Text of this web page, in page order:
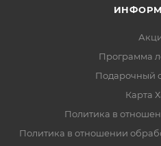
Программа
Подарочный
Карта
Политика в
Политика в отношении